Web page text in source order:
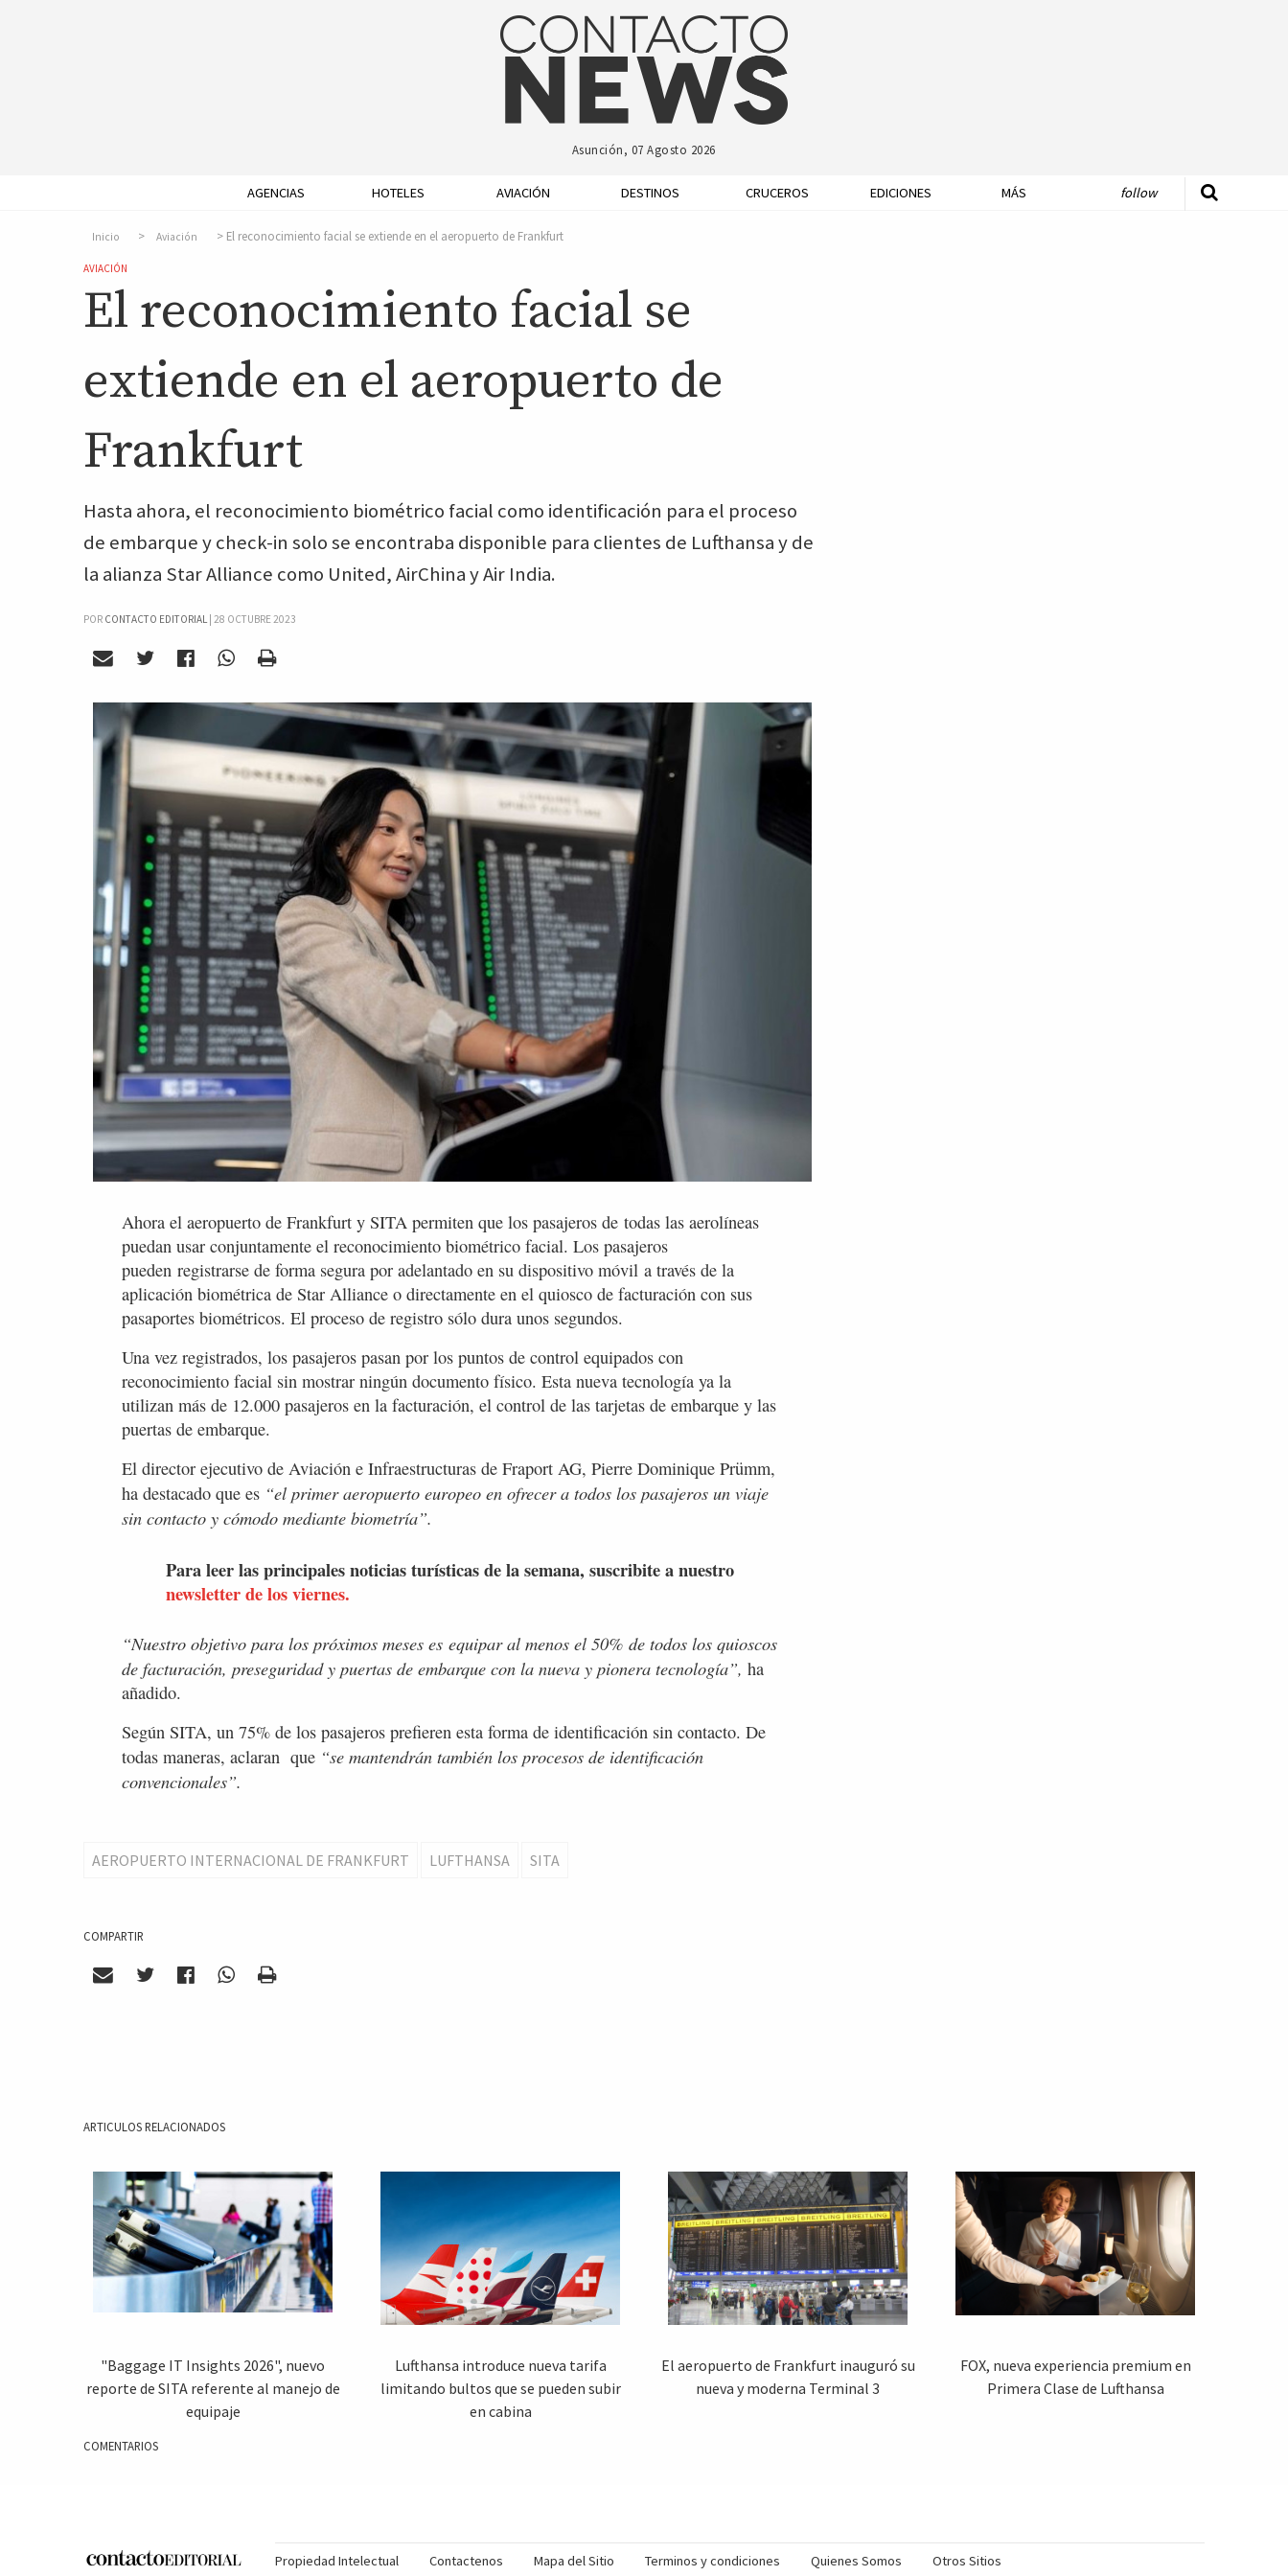
Asunción, 07 Agosto 2026
AGENCIAS HOTELES AVIACIÓN DESTINOS CRUCEROS EDICIONES MÁS follow
Inicio Aviación El reconocimiento facial se extiende en el aeropuerto de Frankfurt
AVIACIÓN
El reconocimiento facial se
extiende en el aeropuerto de
Frankfurt
Hasta ahora, el reconocimiento biométrico facial como identificación para el proceso
de embarque y check-in solo se encontraba disponible para clientes de Lufthansa y de
la alianza Star Alliance como United, AirChina y Air India.
POR CONTACTO EDITORIAL | 28 OCTUBRE 2023
Ahora el aeropuerto de Frankfurt y SITA permiten que los pasajeros de todas las aerolíneas
puedan usar conjuntamente el reconocimiento biométrico facial. Los pasajeros
pueden registrarse de forma segura por adelantado en su dispositivo móvil a través de la
aplicación biométrica de Star Alliance o directamente en el quiosco de facturación con sus
pasaportes biométricos. El proceso de registro sólo dura unos segundos.
Una vez registrados, los pasajeros pasan por los puntos de control equipados con
reconocimiento facial sin mostrar ningún documento físico. Esta nueva tecnología ya la
utilizan más de 12.000 pasajeros en la facturación, el control de las tarjetas de embarque y las
puertas de embarque.
El director ejecutivo de Aviación e Infraestructuras de Fraport AG, Pierre Dominique Prümm,
ha destacado que es “el primer aeropuerto europeo en ofrecer a todos los pasajeros un viaje
sin contacto y cómodo mediante biometría”.
Para leer las principales noticias turísticas de la semana, suscribite a nuestro
newsletter de los viernes.
“Nuestro objetivo para los próximos meses es equipar al menos el 50% de todos los quioscos
de facturación, preseguridad y puertas de embarque con la nueva y pionera tecnología”, ha
añadido.
Según SITA, un 75% de los pasajeros prefieren esta forma de identificación sin contacto. De
todas maneras, aclaran que “se mantendrán también los procesos de identificación
convencionales”.
AEROPUERTO INTERNACIONAL DE FRANKFURT LUFTHANSA SITA
COMPARTIR
ARTICULOS RELACIONADOS
"Baggage IT Insights 2026", nuevo
reporte de SITA referente al manejo de
equipaje
Lufthansa introduce nueva tarifa
limitando bultos que se pueden subir
en cabina
El aeropuerto de Frankfurt inauguró su
nueva y moderna Terminal 3
FOX, nueva experiencia premium en
Primera Clase de Lufthansa
COMENTARIOS
Propiedad Intelectual Contactenos Mapa del Sitio Terminos y condiciones Quienes Somos Otros Sitios